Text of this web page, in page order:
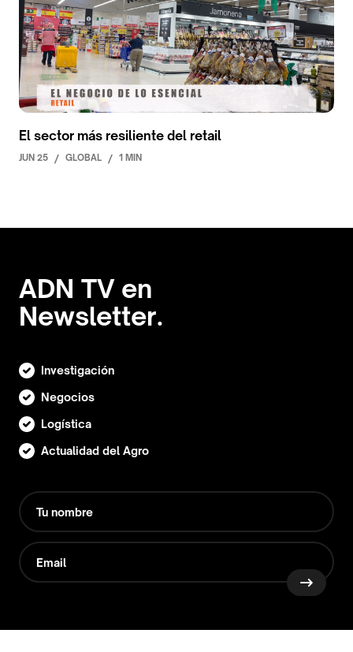
El sector más resiliente del retail
JUN 25 / GLOBAL / 1 MIN
ADN TV en
Newsletter.
Investigación
Negocios
Logística
Actualidad del Agro